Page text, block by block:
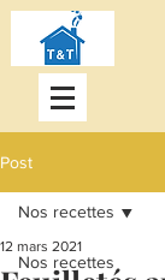
Post
Nos recettes
Nos recettes
12 mars 2021